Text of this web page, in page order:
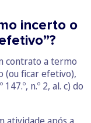
incerto o
contrato a termo
(ou ficar efetivo),
n.º 2, al. c) do